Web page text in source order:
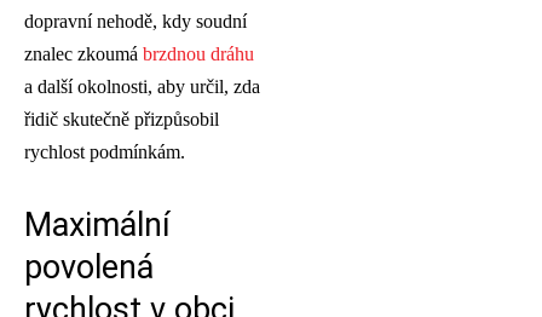
dopravní nehodě, kdy soudní
znalec zkoumá brzdnou dráhu
a další okolnosti, aby určil, zda
řidič skutečně přizpůsobil
rychlost podmínkám.
Maximální
povolená